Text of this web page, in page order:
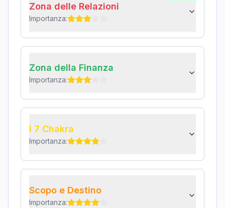
Zona delle Relazioni
Importanza:
Zona della Finanza
Importanza:
I 7 Chakra
Importanza:
Scopo e Destino
Importanza: